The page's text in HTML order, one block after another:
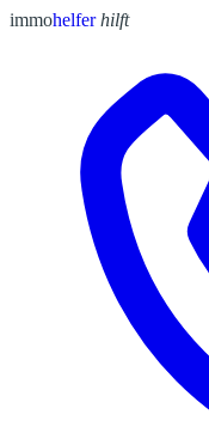
immohelfer hilft